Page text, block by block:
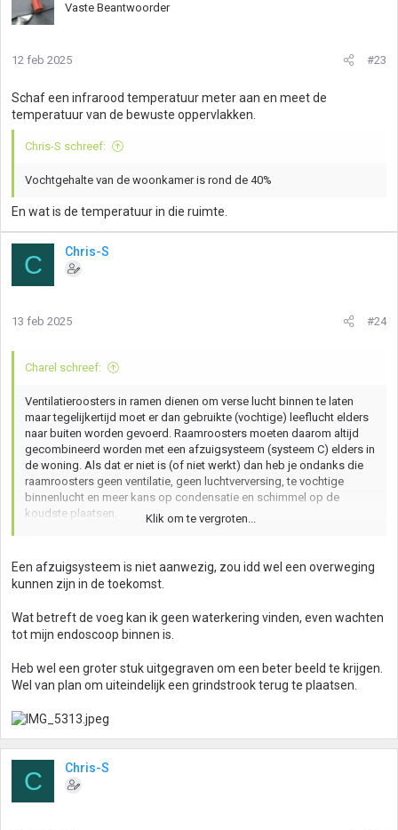
Vaste Beantwoorder
12 feb 2025 #23
Schaf een infrarood temperatuur meter aan en meet de
temperatuur van de bewuste oppervlakken.
Chris-S schreef:
Vochtgehalte van de woonkamer is rond de 40%
En wat is de temperatuur in die ruimte.
C Chris-S
13 feb 2025 #24
Charel schreef:
Ventilatieroosters in ramen dienen om verse lucht binnen te laten
maar tegelijkertijd moet er dan gebruikte (vochtige) leeflucht elders
naar buiten worden gevoerd. Raamroosters moeten daarom altijd
gecombineerd worden met een afzuigsysteem (systeem C) elders in
de woning. Als dat er niet is (of niet werkt) dan heb je ondanks die
raamroosters geen ventilatie, geen luchtverversing, te vochtige
binnenlucht en meer kans op condensatie en schimmel op de
koudste plaatsen.
Om na te gaan of er een waterkering zit zou je die losse voeg wat
Klik om te vergroten...
Een afzuigsysteem is niet aanwezig, zou idd wel een overweging
kunnen zijn in de toekomst.
Wat betreft de voeg kan ik geen waterkering vinden, even wachten
tot mijn endoscoop binnen is.
Heb wel een groter stuk uitgegraven om een beter beeld te krijgen.
Wel van plan om uiteindelijk een grindstrook terug te plaatsen.
C Chris-S